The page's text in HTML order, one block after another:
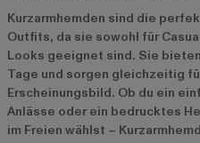
Kurzarmhemden sind die
Outfits, da sie sowohl für
Looks geeignet sind. Sie
Tage und sorgen gleichzeitig
Erscheinungsbild. Ob du ein
Anlässe oder ein bedrucktes
im Freien wählst –